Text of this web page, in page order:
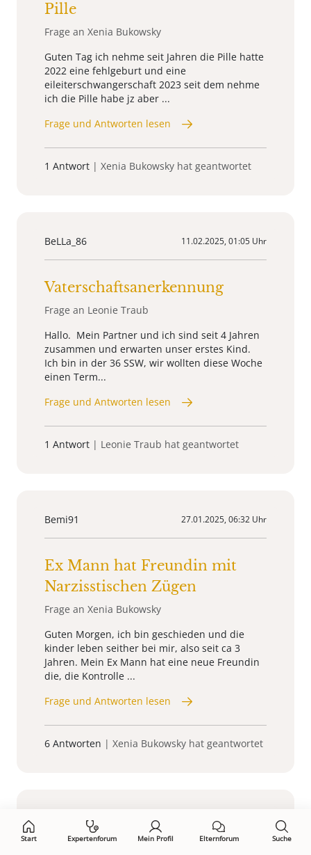
Start Expertenforum Mein Profil Elternforum Suche
Pille
Frage an Xenia Bukowsky
Guten Tag ich nehme seit Jahren die Pille hatte
2022 eine fehlgeburt und eine
eileiterschwangerschaft 2023 seit dem nehme
ich die Pille habe jz aber ...
Frage und Antworten lesen
1 Antwort | Xenia Bukowsky hat geantwortet
BeLLa_86 11.02.2025, 01:05 Uhr
Vaterschaftsanerkennung
Frage an Leonie Traub
Hallo. Mein Partner und ich sind seit 4 Jahren
zusammen und erwarten unser erstes Kind.
Ich bin in der 36 SSW, wir wollten diese Woche
einen Term...
Frage und Antworten lesen
1 Antwort | Leonie Traub hat geantwortet
Bemi91 27.01.2025, 06:32 Uhr
Ex Mann hat Freundin mit
Narzisstischen Zügen
Frage an Xenia Bukowsky
Guten Morgen, ich bin geschieden und die
kinder leben seither bei mir, also seit ca 3
Jahren. Mein Ex Mann hat eine neue Freundin
die, die Kontrolle ...
Frage und Antworten lesen
6 Antworten | Xenia Bukowsky hat geantwortet
22.01.2025, 16:43 Uhr